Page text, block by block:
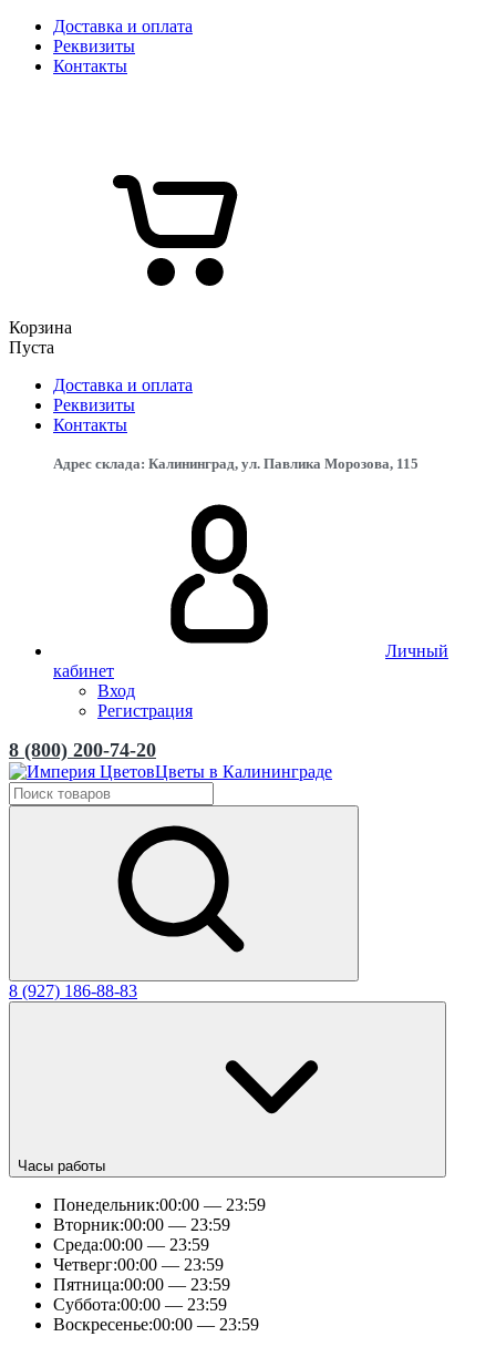
Доставка и оплата
Реквизиты
Контакты
Корзина
Пуста
Доставка и оплата
Реквизиты
Контакты
Адрес склада: Калининград, ул. Павлика Морозова, 115
Личный
кабинет
Вход
Регистрация
8 (800) 200-74-20
Цветы в Калининграде
8 (927) 186-88-83
Часы работы
Понедельник:00:00 — 23:59
Вторник:00:00 — 23:59
Среда:00:00 — 23:59
Четверг:00:00 — 23:59
Пятница:00:00 — 23:59
Суббота:00:00 — 23:59
Воскресенье:00:00 — 23:59